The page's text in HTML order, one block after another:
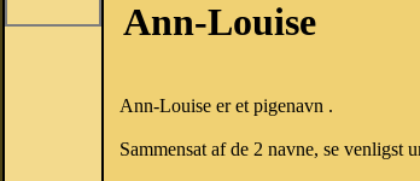
Ann-Louise
Ann-Louise er et pigenavn .
Sammensat af de 2 navne, se venligst